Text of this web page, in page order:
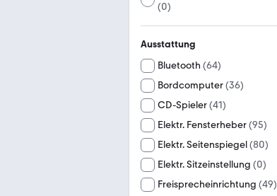
(0)
Ausstattung
Bluetooth (64)
Bordcomputer(36)
CD-Spieler(41)
Elektr. Fensterheber(95)
Elektr. Seitenspiegel(80)
Elektr. Sitzeinstellung (0)
Freisprecheinrichtung (49)